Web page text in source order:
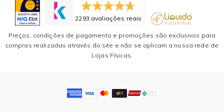
2293 avaliações reais
Preços, condições de pagamento e promoções são exclusivos para
compras realizadas através do site e não se aplicam a nossa rede de
Lojas Físicas.